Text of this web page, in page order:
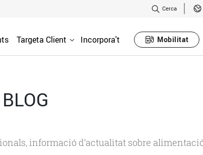
Cerca
Targeta Client Incorpora't Mobilitat
BLOG
informació d’actualitat sobre